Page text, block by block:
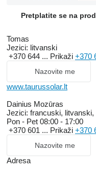
Pretplatite se na
Tomas
Jezici: litvanski
+370 644 ... Prikaži +370
Nazovite me
www.taurussolar.lt
Dainius Mozūras
Jezici: francuski,
Pon - Pet 08:00 - 17:00
+370 601 ... Prikaži +370
Nazovite me
Adresa